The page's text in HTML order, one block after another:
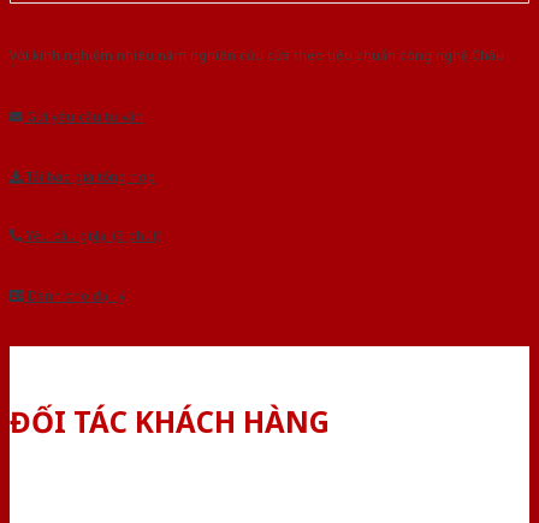
Với kinh nghiệm nhiêu năm nghiên cứu cửa theo tiêu chuẩn công nghệ Châu
Âu.Chúng tôi tự tin là nhà sản xuất & cung cấp hàng đầu tại Việt Nam!
Gửi yêu cầu tư vấn
Tải báo giá tổng hợp
Yêu cầu gọi lại (3 phút)
Dành cho đại lý
ĐỐI TÁC KHÁCH HÀNG